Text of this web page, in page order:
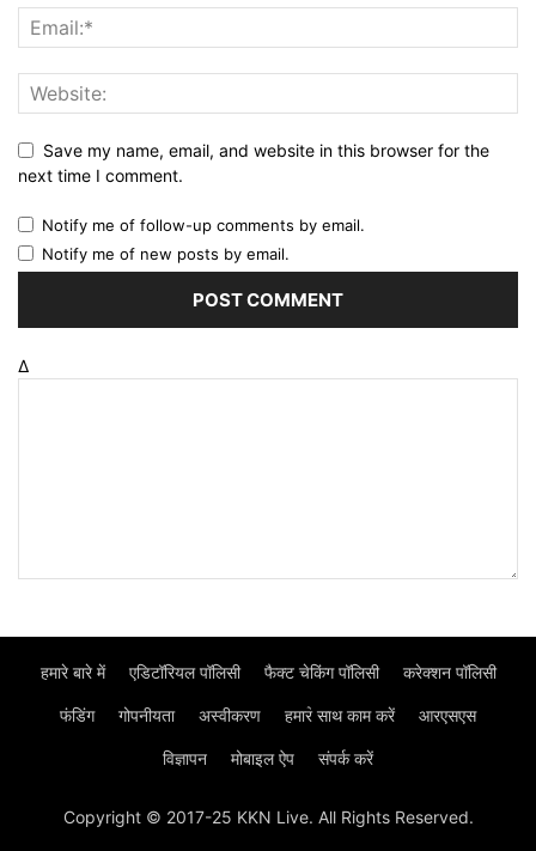
Save my name, email, and website in this browser for the
next time I comment.
Notify me of follow-up comments by email.
Notify me of new posts by email.
Δ
हमारे बारे में एडिटॉरियल पॉलिसी फैक्ट चेकिंग पॉलिसी करेक्शन पॉलिसी
फंडिंग गोपनीयता अस्वीकरण हमार॓ साथ काम करें आरएसएस
विज्ञापन मोबाइल ऐप संपर्क करें
Copyright © 2017-25 KKN Live. All Rights Reserved.